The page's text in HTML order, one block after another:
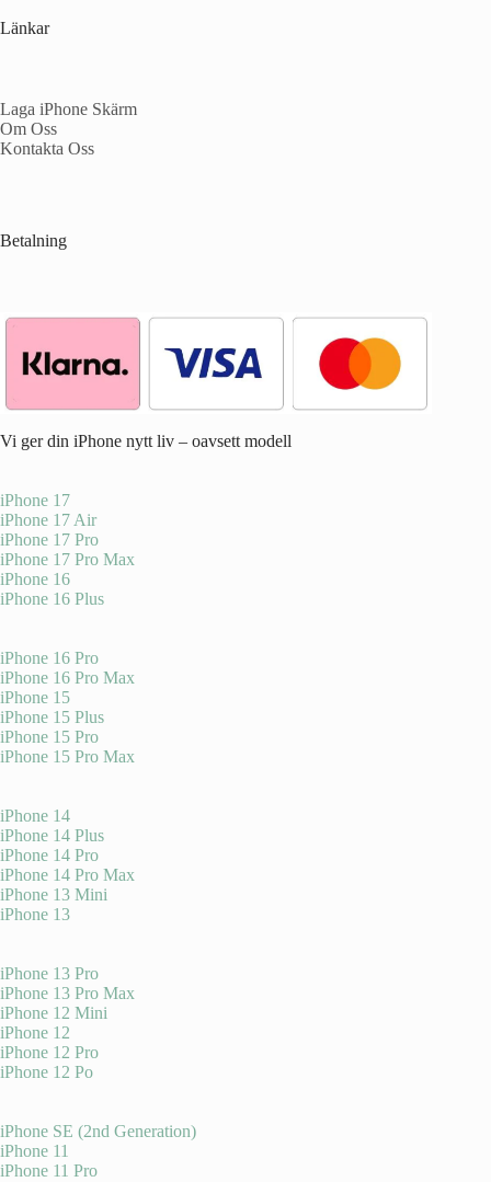
Länkar
Laga iPhone Skärm
Om Oss
Kontakta Oss
Betalning
Vi ger din iPhone nytt liv – oavsett modell
iPhone 17
iPhone 17 Air
iPhone 17 Pro
iPhone 17 Pro Max
iPhone 16
iPhone 16 Plus
iPhone 16 Pro
iPhone 16 Pro Max
iPhone 15
iPhone 15 Plus
iPhone 15 Pro
iPhone 15 Pro Max
iPhone 14
iPhone 14 Plus
iPhone 14 Pro
iPhone 14 Pro Max
iPhone 13 Mini
iPhone 13
iPhone 13 Pro
iPhone 13 Pro Max
iPhone 12 Mini
iPhone 12
iPhone 12 Pro
iPhone 12 Po
iPhone SE (2nd Generation)
iPhone 11
iPhone 11 Pro